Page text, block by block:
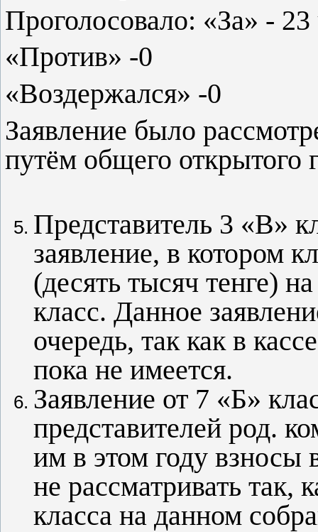
Проголосовало: «За» - 23
«Против» -0
«Воздержался» -0
Заявление было
путём общего открытого
Представитель 3 «В»
заявление, в котором
(десять тысяч тенге)
класс. Данное
очередь, так как в
пока не имеется.
Заявление от 7 «Б»
представителей род.
им в этом году
не рассматривать так,
класса на данном